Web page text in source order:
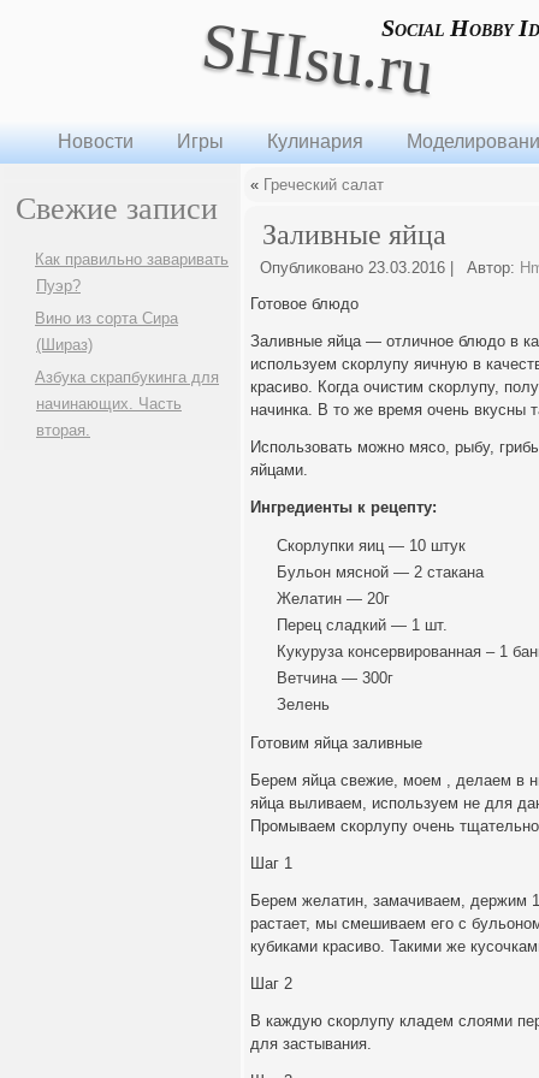
SHIsu.ruSocial Hobby
Новости Игры Кулинария
Свежие записи
Как правильно заваривать
Пуэр?
Вино из сорта Сира
(Шираз)
Азбука скрапбукинга для
начинающих. Часть
вторая.
« Греческий салат
Заливные яйца
Опубликовано 23.03.2016 Автор:
Готовое блюдо
Заливные яйца — отличное блюдо в
используем скорлупу яичную в
красиво. Когда очистим скорлупу,
начинка. В то же время очень вкусны
Использовать можно мясо, рыбу,
яйцами.
Ингредиенты к рецепту:
Скорлупки яиц — 10 штук
Бульон мясной — 2 стакана
Желатин — 20г
Перец сладкий — 1 шт.
Кукуруза консервированная – 1
Ветчина — 300г
Зелень
Готовим яйца заливные
Берем яйца свежие, моем , делаем в
яйца выливаем, используем не для
Промываем скорлупу очень
Шаг 1
Берем желатин, замачиваем, держим
растает, мы смешиваем его с
кубиками красиво. Такими же
Шаг 2
В каждую скорлупу кладем слоями
для застывания.